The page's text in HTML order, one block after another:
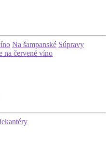
Na šampanské Súpravy
na červené víno